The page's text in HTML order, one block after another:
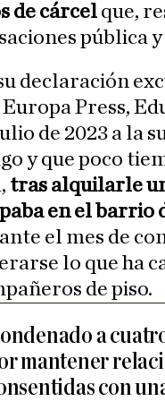
de cárcel que,
pública
declaración
Press,
de 2023 a la
y que poco
tras alquilarle
en el barrio
el mes de
lo que ha
de piso.
a
mantener
con